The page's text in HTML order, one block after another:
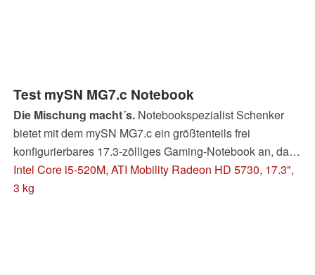
Test mySN MG7.c Notebook
Die Mischung macht´s.Notebookspezialist Schenker
bietet mit dem mySN MG7.c ein größtenteils frei
konfigurierbares 17.3-zölliges Gaming-Notebook an, das
ab 789 Euro erhältlich ist und durch Intels aktuelle Core
Prozessoren sowie ATIs Mobility Radeon HD 5730 eine
Intel Core i5-520M, ATI Mobility Radeon HD 5730, 17.3",
3 kg